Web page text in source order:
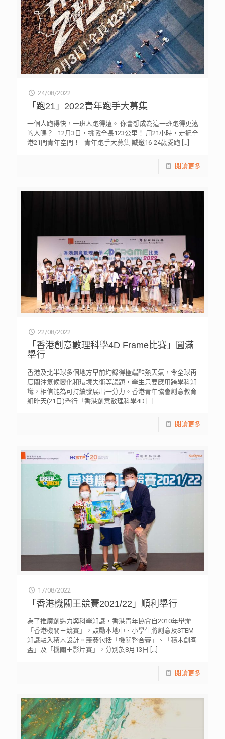
24/08/2022
「跑21」2022青年跑手大募集
一個人跑得快，一班人跑得遠。 你會想成為這一班跑得更遠
的人嗎？ 12月3日，挑戰全長123公里！ 用21小時，走遍全
港21間青年空間！ 青年跑手大募集 誠邀16-24歲愛跑[…]
閱讀更多
22/08/2022
「香港創意數理科學4D Frame比賽」圓滿
舉行
香港及北半球多個地方早前均錄得極端酷熱天氣，令全球再
度關注氣候變化和環境失衡等議題，學生只要應用跨學科知
識，相信能為可持續發展出一分力。香港青年協會創意教育
組昨天(21日)舉行「香港創意數理科學4D […]
閱讀更多
17/08/2022
「香港機關王競賽2021/22」順利舉行
為了推廣創造力與科學知識，香港青年協會自2010年舉辦
「香港機關王競賽」，鼓勵本地中、小學生將創意及STEM
知識融入積木設計。競賽包括「機關整合賽」、「積木創客
盃」及「機關王影片賽」，分別於8月13日
[…]
閱讀更多